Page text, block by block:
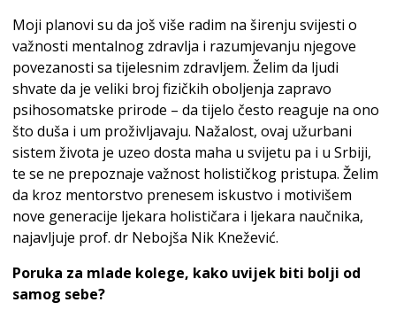
Moji planovi su da još više radim na širenju svijesti o
važnosti mentalnog zdravlja i razumjevanju njegove
povezanosti sa tijelesnim zdravljem. Želim da ljudi
shvate da je veliki broj fizičkih oboljenja zapravo
psihosomatske prirode – da tijelo često reaguje na ono
što duša i um proživljavaju. Nažalost, ovaj užurbani
sistem života je uzeo dosta maha u svijetu pa i u Srbiji,
te se ne prepoznaje važnost holističkog pristupa. Želim
da kroz mentorstvo prenesem iskustvo i motivišem
nove generacije ljekara holističara i ljekara naučnika,
najavljuje prof. dr Nebojša Nik Knežević.
Poruka za mlade kolege, kako uvijek biti bolji od
samog sebe?